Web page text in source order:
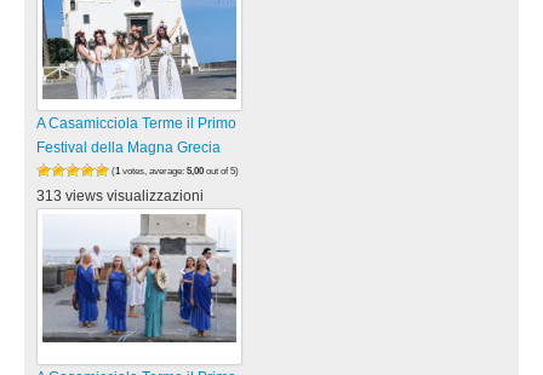
A Casamicciola Terme il Primo
Festival della Magna Grecia
(1 votes, average: 5,00 out of 5)
313 views visualizzazioni